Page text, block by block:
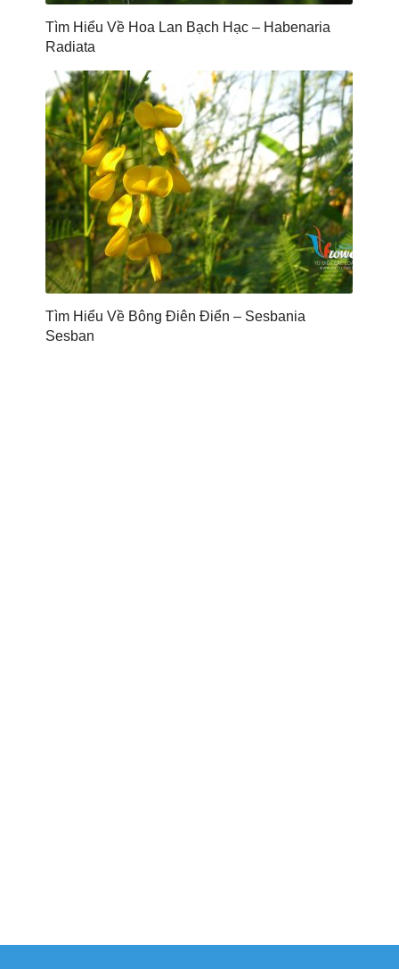
Tìm Hiểu Về Hoa Lan Bạch Hạc – Habenaria
Radiata
Tìm Hiểu Về Bông Điên Điển – Sesbania
Sesban